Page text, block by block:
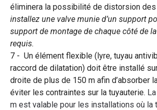
éliminera la possibilité de distorsion des
installez une valve munie d’un support
support de montage de chaque côté de la
requis.
Un élément flexible (lyre, tuyau
raccord de dilatation) doit être installé
droite de plus de 150 m afin d’absorber
éviter les contraintes sur la tuyauterie.
m est valable pour les installations où la